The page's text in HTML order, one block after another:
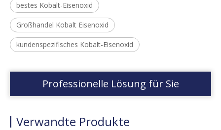
bestes Kobalt-Eisenoxid
Großhandel Kobalt Eisenoxid
kundenspezifisches Kobalt-Eisenoxid
Professionelle Lösung für Sie
Verwandte Produkte